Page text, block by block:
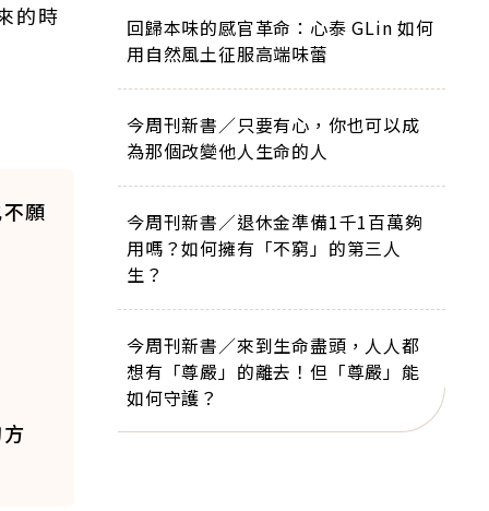
的時
願
回歸本味的感官革命：心泰 GLin 如何
用自然風土征服高端味蕾
今周刊新書／只要有心，你也可以成
為那個改變他人生命的人
今周刊新書／退休金準備1千1百萬夠
用嗎？如何擁有「不窮」的第三人
生？
今周刊新書／來到生命盡頭，人人都
想有「尊嚴」的離去！但「尊嚴」能
如何守護？